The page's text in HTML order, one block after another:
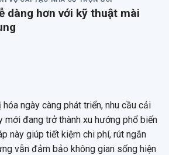
dàng hơn với kỹ thuật mài
ngày càng phát triển, nhu cầu cải
mới đang trở thành xu hướng phổ biến
này giúp tiết kiệm chi phí, rút ngắn
vẫn đảm bảo không gian sống hiện